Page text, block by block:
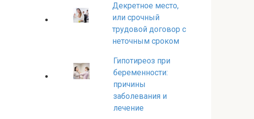
Декретное место,
или срочный
трудовой договор с
неточным сроком
Гипотиреоз при
беременности:
причины
заболевания и
лечение